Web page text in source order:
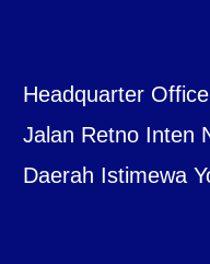
Headquarter Office
Jalan Retno Inten
Daerah Istimewa